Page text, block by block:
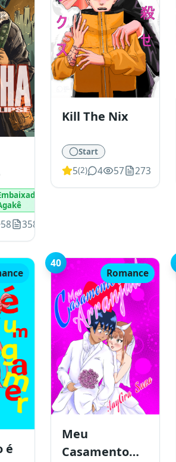
58 358
Kill The Nix
Start
5(2) 4 57 273
é
40
Romance
Meu
Casamento